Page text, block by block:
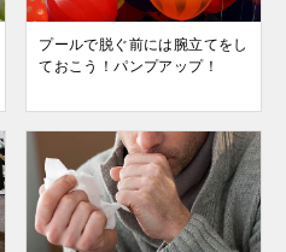
プールで脱ぐ前には腕立てをし
ておこう！パンプアップ！